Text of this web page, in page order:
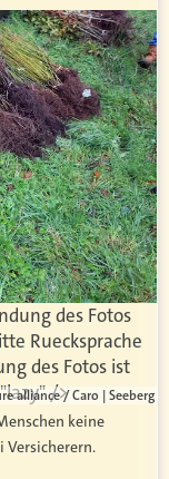
des Fotos
Ruecksprache
des Fotos ist
/>
alliance / Caro | Seeberg
keine
Versicherern.